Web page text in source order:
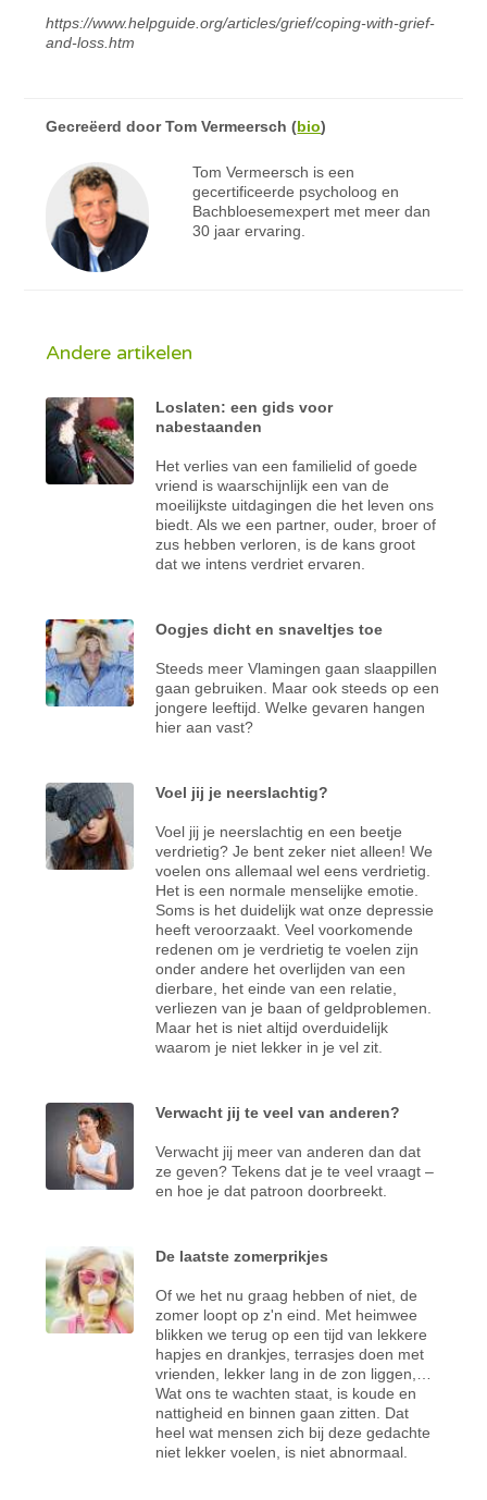
https://www.helpguide.org/articles/grief/coping-with-grief-
and-loss.htm
Gecreëerd doorTom Vermeersch (bio)
Tom Vermeersch is een
gecertificeerde psycholoog en
Bachbloesemexpert met meer dan
30 jaar ervaring.
Andere artikelen
Loslaten: een gids voor
nabestaanden
Het verlies van een familielid of goede
vriend is waarschijnlijk een van de
moeilijkste uitdagingen die het leven ons
biedt. Als we een partner, ouder, broer of
zus hebben verloren, is de kans groot
dat we intens verdriet ervaren.
Oogjes dicht en snaveltjes toe
Steeds meer Vlamingen gaan slaappillen
gaan gebruiken. Maar ook steeds op een
jongere leeftijd. Welke gevaren hangen
hier aan vast?
Voel jij je neerslachtig?
Voel jij je neerslachtig en een beetje
verdrietig? Je bent zeker niet alleen! We
voelen ons allemaal wel eens verdrietig.
Het is een normale menselijke emotie.
Soms is het duidelijk wat onze depressie
heeft veroorzaakt. Veel voorkomende
redenen om je verdrietig te voelen zijn
onder andere het overlijden van een
dierbare, het einde van een relatie,
verliezen van je baan of geldproblemen.
Maar het is niet altijd overduidelijk
waarom je niet lekker in je vel zit.
Verwacht jij te veel van anderen?
Verwacht jij meer van anderen dan dat
ze geven? Tekens dat je te veel vraagt –
en hoe je dat patroon doorbreekt.
De laatste zomerprikjes
Of we het nu graag hebben of niet, de
zomer loopt op z'n eind. Met heimwee
blikken we terug op een tijd van lekkere
hapjes en drankjes, terrasjes doen met
vrienden, lekker lang in de zon liggen,…
Wat ons te wachten staat, is koude en
nattigheid en binnen gaan zitten. Dat
heel wat mensen zich bij deze gedachte
niet lekker voelen, is niet abnormaal.